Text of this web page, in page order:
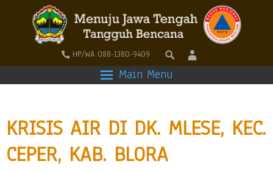
HP/WA 088-1380-9409
Main Menu
KRISIS AIR DI DK. MLESE, KEC.
CEPER, KAB. BLORA